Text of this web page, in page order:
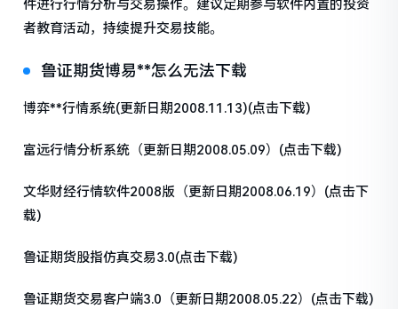
件进行行情分析与交易操作。建议定期参与软件内置的投资
者教育活动，持续提升交易技能。
鲁证期货博易**怎么无法下载
博弈**行情系统(更新日期2008.11.13)(点击下载)
富远行情分析系统（更新日期2008.05.09）(点击下载)
文华财经行情软件2008版（更新日期2008.06.19）(点击下
载)
鲁证期货股指仿真交易3.0(点击下载)
鲁证期货交易客户端3.0（更新日期2008.05.22）(点击下载)